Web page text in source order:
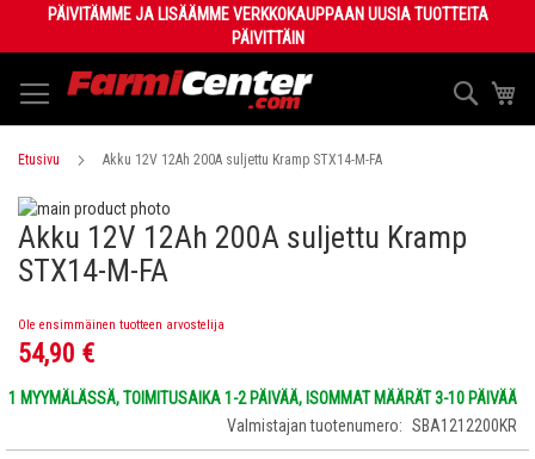
Content
PÄIVITÄMME JA LISÄÄMME VERKKOKAUPPAAN UUSIA TUOTTEITA
PÄIVITTÄIN
Haku
Etusivu Akku 12V 12Ah 200A suljettu Kramp STX14-M-FA
Skip
to
the
end
the
images
Skip
to
the
of
the
gallery
Akku 12V 12Ah 200A suljettu Kramp
STX14-M-FA
Ole ensimmäinen tuotteen arvostelija
54,90 €
1 MYYMÄLÄSSÄ, TOIMITUSAIKA 1-2 PÄIVÄÄ, ISOMMAT MÄÄRÄT 3-10 PÄIVÄÄ
Valmistajan tuotenumero
SBA1212200KR